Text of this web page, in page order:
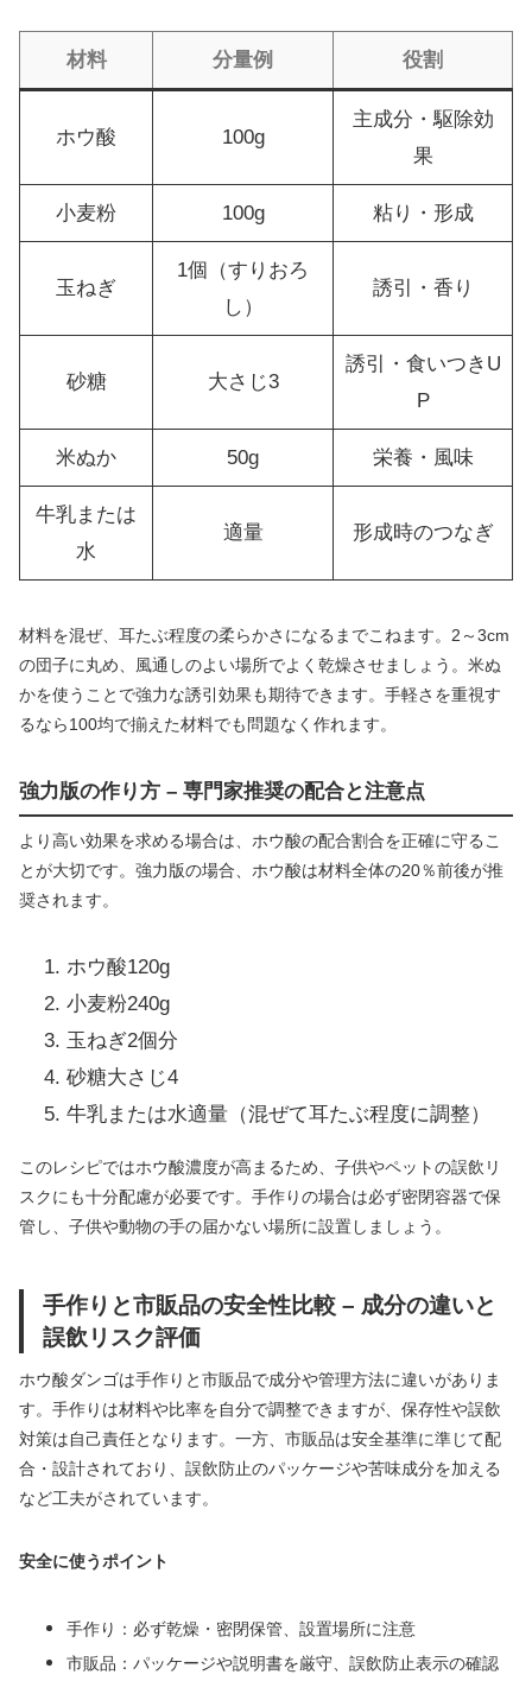
材料 分量例 役割
ホウ酸 100g
主成分・駆除効
果
小麦粉 100g 粘り・形成
玉ねぎ
1個（すりおろ
し）
誘引・香り
砂糖 大さじ3
誘引・食いつきU
P
米ぬか 50g 栄養・風味
牛乳または
水
適量 形成時のつなぎ
材料を混ぜ、耳たぶ程度の柔らかさになるまでこねます。2～3cm
の団子に丸め、風通しのよい場所でよく乾燥させましょう。米ぬ
かを使うことで強力な誘引効果も期待できます。手軽さを重視す
るなら100均で揃えた材料でも問題なく作れます。
強力版の作り方 – 専門家推奨の配合と注意点
より高い効果を求める場合は、ホウ酸の配合割合を正確に守るこ
とが大切です。強力版の場合、ホウ酸は材料全体の20％前後が推
奨されます。
ホウ酸120g
小麦粉240g
玉ねぎ2個分
砂糖大さじ4
牛乳または水適量（混ぜて耳たぶ程度に調整）
このレシピではホウ酸濃度が高まるため、子供やペットの誤飲リ
スクにも十分配慮が必要です。手作りの場合は必ず密閉容器で保
管し、子供や動物の手の届かない場所に設置しましょう。
手作りと市販品の安全性比較 – 成分の違いと
誤飲リスク評価
ホウ酸ダンゴは手作りと市販品で成分や管理方法に違いがありま
す。手作りは材料や比率を自分で調整できますが、保存性や誤飲
対策は自己責任となります。一方、市販品は安全基準に準じて配
合・設計されており、誤飲防止のパッケージや苦味成分を加える
など工夫がされています。
安全に使うポイント
手作り：必ず乾燥・密閉保管、設置場所に注意
市販品：パッケージや説明書を厳守、誤飲防止表示の確認